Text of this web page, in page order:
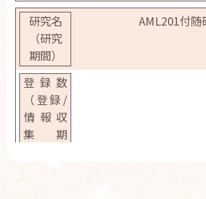
※JPLSG ALL-T11 /
AML201付随